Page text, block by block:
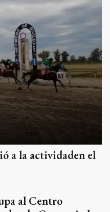
a la actividaden el
al Centro